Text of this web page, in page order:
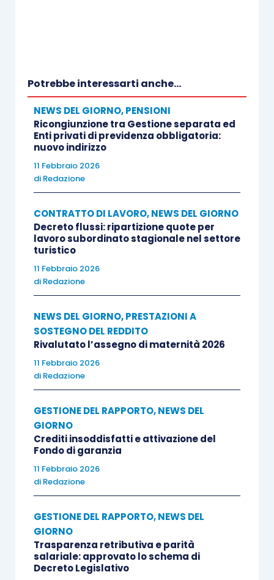
Potrebbe interessarti anche...
NEWS DEL GIORNO,PENSIONI
Ricongiunzione tra Gestione separata ed
Enti privati di previdenza obbligatoria:
nuovo indirizzo
11 Febbraio 2026
di Redazione
CONTRATTO DI LAVORO,NEWS DEL GIORNO
Decreto flussi: ripartizione quote per
lavoro subordinato stagionale nel settore
turistico
11 Febbraio 2026
di Redazione
NEWS DEL GIORNO,PRESTAZIONI A
SOSTEGNO DEL REDDITO
Rivalutato l’assegno di maternità 2026
11 Febbraio 2026
di Redazione
GESTIONE DEL RAPPORTO,NEWS DEL
GIORNO
Crediti insoddisfatti e attivazione del
Fondo di garanzia
11 Febbraio 2026
di Redazione
GESTIONE DEL RAPPORTO,NEWS DEL
GIORNO
Trasparenza retributiva e parità
salariale: approvato lo schema di
Decreto Legislativo